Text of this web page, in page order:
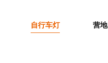
自行车灯 营